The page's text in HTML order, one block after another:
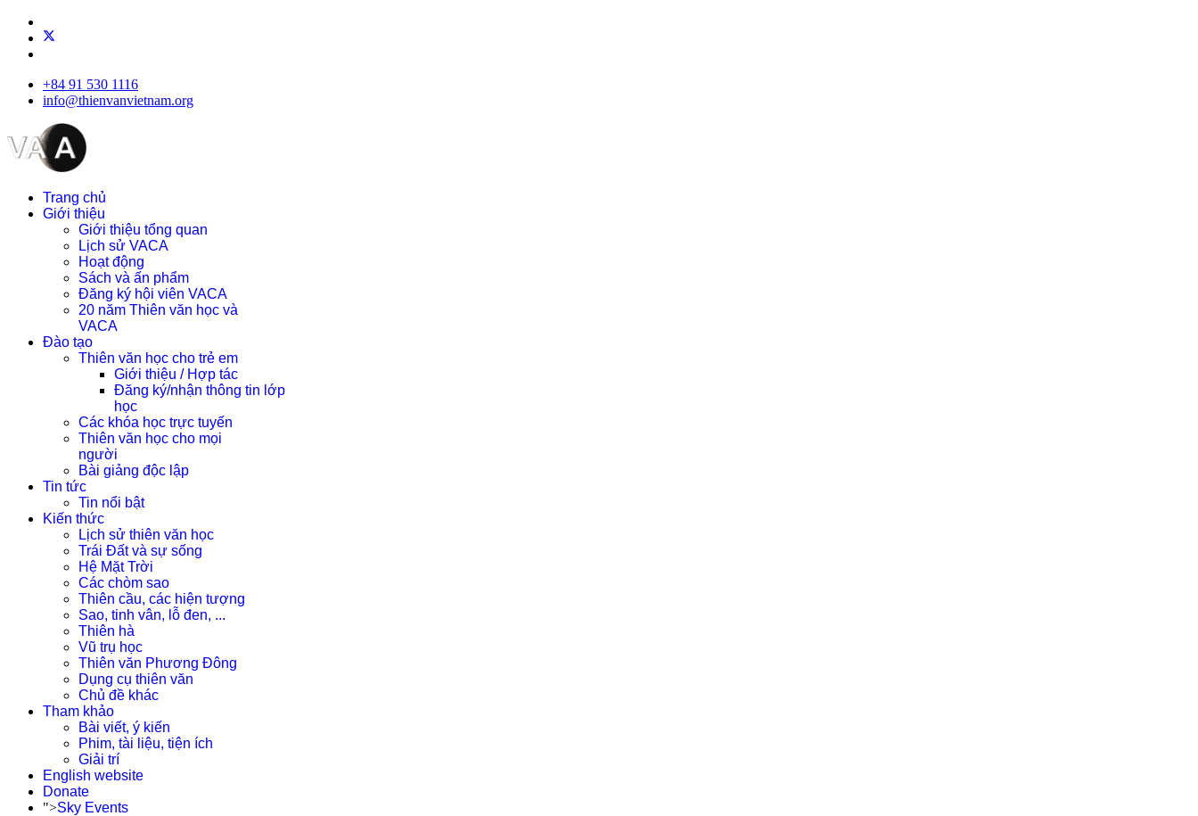
+84 91 530 1116
info@thienvanvietnam.org
Trang chủ
Giới thiệu
Giới thiệu tổng quan
Lịch sử VACA
Hoạt động
Sách và ấn phẩm
Đăng ký hội viên VACA
20 năm Thiên văn học và
VACA
Đào tạo
Thiên văn học cho trẻ em
Giới thiệu / Hợp tác
Đăng ký/nhận thông tin lớp
học
Các khóa học trực tuyến
Thiên văn học cho mọi
người
Bài giảng độc lập
Tin tức
Tin nổi bật
Kiến thức
Lịch sử thiên văn học
Trái Đất và sự sống
Hệ Mặt Trời
Các chòm sao
Thiên cầu, các hiện tượng
Sao, tinh vân, lỗ đen, ...
Thiên hà
Vũ trụ học
Thiên văn Phương Đông
Dụng cụ thiên văn
Chủ đề khác
Tham khảo
Bài viết, ý kiến
Phim, tài liệu, tiện ích
Giải trí
English website
Donate
">Sky Events